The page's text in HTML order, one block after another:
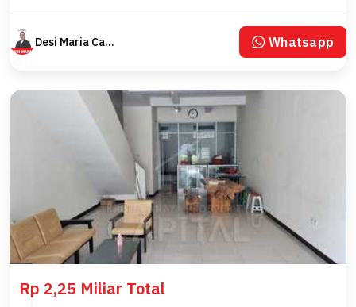
Desi Maria Capital Whatsapp
Rp 2,25 Miliar Total